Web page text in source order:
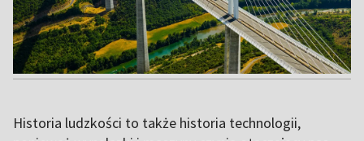
Historia ludzkości to także historia technologii,